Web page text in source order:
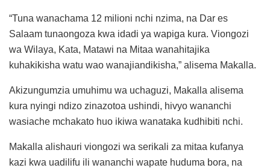
“Tuna wanachama 12 milioni nchi nzima, na Dar es
Salaam tunaongoza kwa idadi ya wapiga kura. Viongozi
wa Wilaya, Kata, Matawi na Mitaa wanahitajika
kuhakikisha watu wao wanajiandikisha,” alisema Makalla.
Akizungumzia umuhimu wa uchaguzi, Makalla alisema
kura nyingi ndizo zinazotoa ushindi, hivyo wananchi
wasiache mchakato huo ikiwa wanataka kudhibiti nchi.
Makalla alishauri viongozi wa serikali za mitaa kufanya
kazi kwa uadilifu ili wananchi wapate huduma bora, na